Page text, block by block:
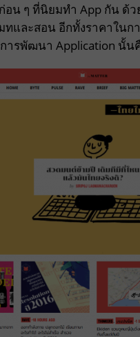
น ๆ ที่นิยมทำ App กัน ด้
และสอน อีกทั้งราคาใน
รพัฒนา Application นั้นคื